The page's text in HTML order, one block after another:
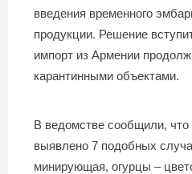
введения временного
продукции. Решение
импорт из Армении
карантинными объектами.
В ведомстве сообщили,
выявлено 7 подобных
минирующая, огурцы –